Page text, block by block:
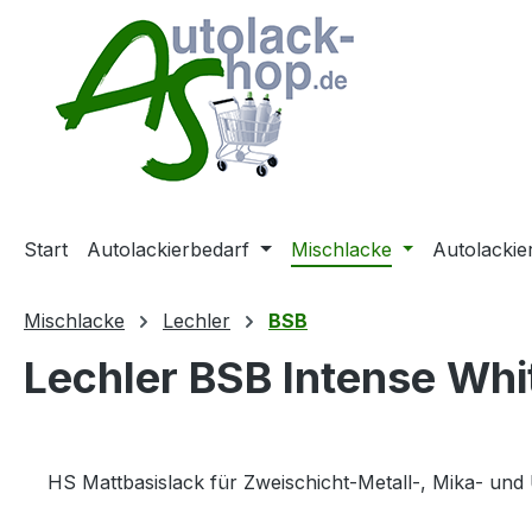
Hauptinhalt springen
Zur Suche springen
Zur Hauptnavigation springen
Start Autolackierbedarf Mischlacke
Mischlacke Lechler BSB
Lechler BSB Intense
HS Mattbasislack für Zweischicht-Metall-, Mika- und